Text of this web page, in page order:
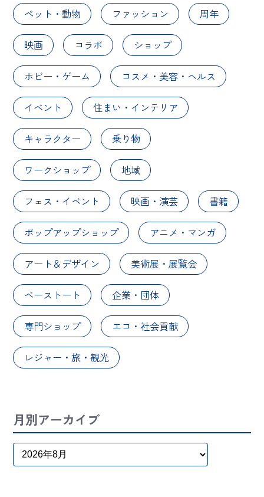
ペット・動物 ファッション 周年
映画 コラボ ショップ
ホビー・ゲーム コスメ・美容・ヘルス
イベント 住まい・インテリア
キャラクター 乗り物
ワークショップ 地域
フェス・イベント 映画・演芸 書籍
ポップアップショップ アニメ・マンガ
アート＆デザイン 美術展・展覧会
ベーストート 企業・団体
専門ショップ エコ・社会貢献
レジャー・旅・観光
月別アーカイブ